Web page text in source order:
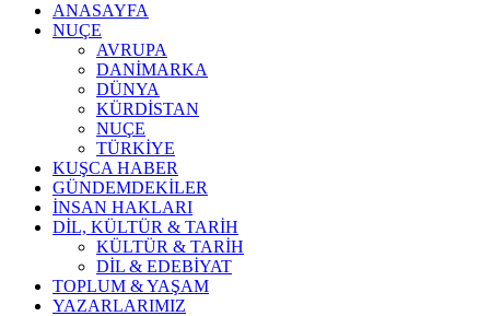
ANASAYFA
NUÇE
AVRUPA
DANİMARKA
DÜNYA
KÜRDİSTAN
NUÇE
TÜRKİYE
KUŞCA HABER
GÜNDEMDEKİLER
İNSAN HAKLARI
DİL, KÜLTÜR & TARİH
KÜLTÜR & TARİH
DİL & EDEBİYAT
TOPLUM & YAŞAM
YAZARLARIMIZ